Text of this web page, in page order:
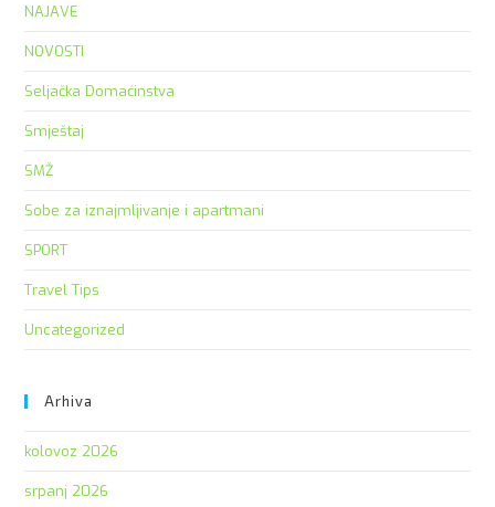
NAJAVE
NOVOSTI
Seljačka Domaćinstva
Smještaj
SMŽ
Sobe za iznajmljivanje i apartmani
SPORT
Travel Tips
Uncategorized
Arhiva
kolovoz 2026
srpanj 2026